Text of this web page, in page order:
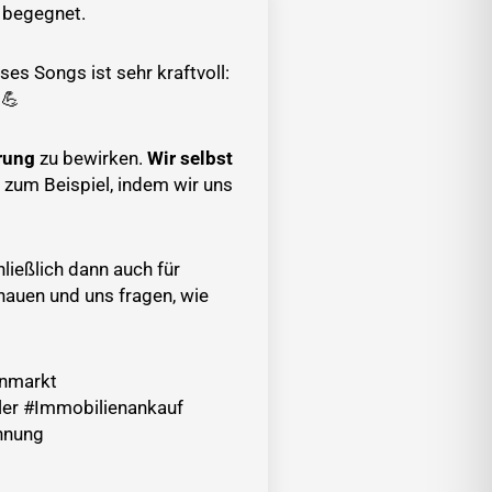
Songs ist sehr kraftvoll:
zu bewirken. Wir selbst
Beispiel, indem wir uns
dann auch für
und uns fragen, wie
#Immobilienankauf